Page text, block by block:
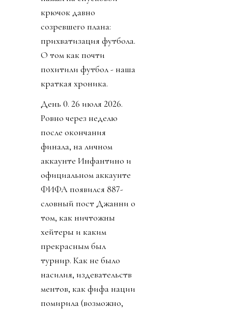
крючок давно
созревшего плана:
прихватизация футбола.
О том как почти
похитили футбол - наша
краткая хроника.
День 0. 26 июля 2026.
Ровно через неделю
после окончания
финала, на личном
аккаунте Инфантино и
официальном аккаунте
ФИФА появился 887-
словный пост Джанни о
том, как ничтожны
хейтеры и каким
прекрасным был
турнир. Как не было
насилия, издевательств
ментов, как фифа нации
помирила (возможно,